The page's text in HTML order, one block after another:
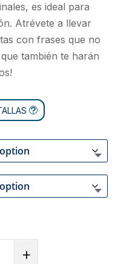
es ideal para
Atrévete a llevar
con frases que no
también te harán
+